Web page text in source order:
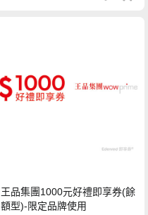
王品集團1000元好禮即享券(餘
額型)-限定品牌使用